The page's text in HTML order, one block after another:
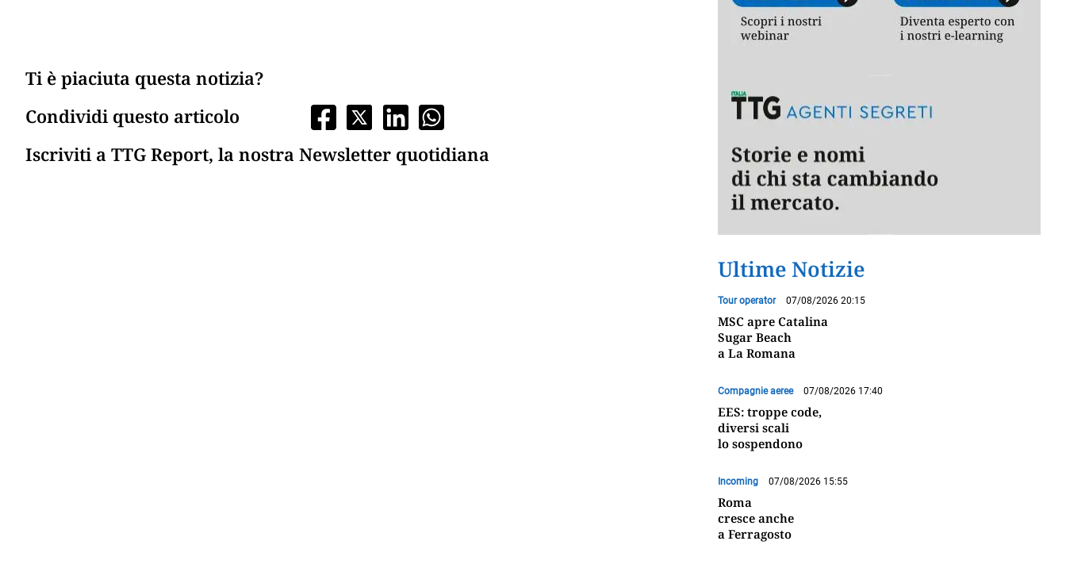
Ti è piaciuta questa notizia?
Condividi questo articolo
Iscriviti a TTG Report, la nostra Newsletter quotidiana
Ultime Notizie
Tour operator 07/08/2026 20:15
MSC apre Catalina
Sugar Beach
a La Romana
Compagnie aeree 07/08/2026 17:40
EES: troppe code,
diversi scali
lo sospendono
Incoming 07/08/2026 15:55
Roma
cresce anche
a Ferragosto